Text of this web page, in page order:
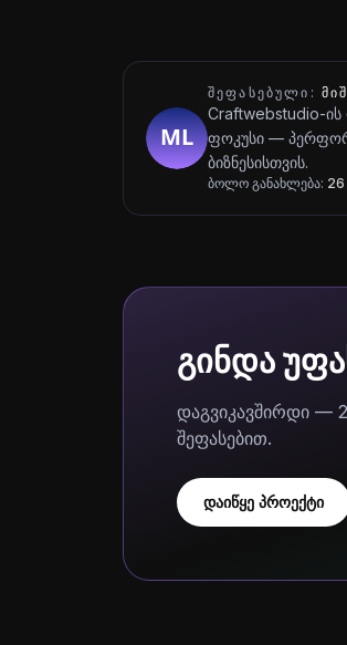
ᲨᲔᲤᲐᲡᲔᲑᲣᲚᲘ:
Craftwebstudio-ის
ფოკუსი —
ბიზნესისთვის.
ბოლო განახლება:
გინდა
დაგვიკავშირდი —
შეფასებით.
დაიწყე პროექტი